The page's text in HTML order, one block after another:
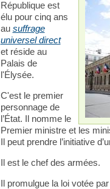
République est
élu pour cinq ans
au suffrage
universel direct
et réside au
Palais de
l'Élysée.
C'est le premier
personnage de
l’État. Il nomme le
Premier ministre et les
Il peut prendre l’initiative
Il est le chef des armées.
Il promulgue la loi votée